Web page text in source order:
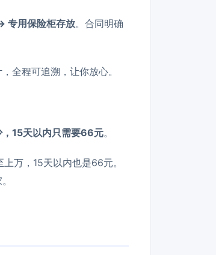
专用保险柜存放。合同明确
全程可追溯，让你放心。
15天以内只需要66元。
万，15天以内也是66元。